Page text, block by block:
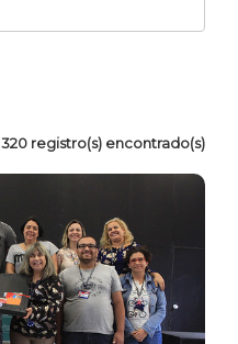
320 registro(s) encontrado(s)